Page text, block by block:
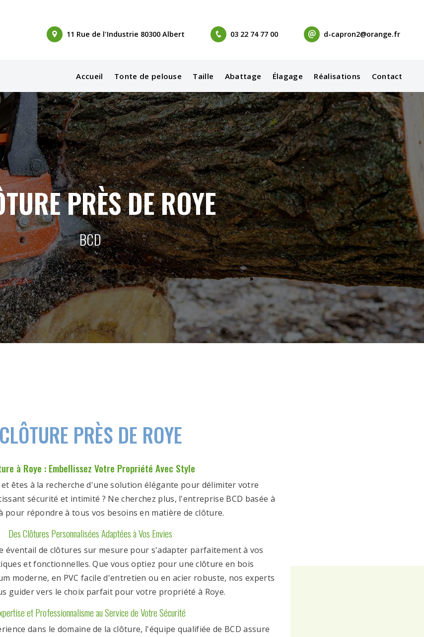
11 Rue de l'Industrie 80300 Albert 03 22 74 77 00 d-capron2@orange.fr
Accueil Tonte de pelouse Taille Abattage Élagage Réalisations Contact
PRÈS DE ROYE
BCD
CLÔTURE PRÈS DE ROYE
à Roye : Embellissez Votre Propriété Avec Style
et êtes à la recherche d'une solution élégante pour délimiter votre
sécurité et intimité ? Ne cherchez plus, l'entreprise BCD basée à
pour répondre à tous vos besoins en matière de clôture.
Des Clôtures Personnalisées Adaptées à Vos Envies
éventail de clôtures sur mesure pour s'adapter parfaitement à vos
et fonctionnelles. Que vous optiez pour une clôture en bois
moderne, en PVC facile d'entretien ou en acier robuste, nos experts
guider vers le choix parfait pour votre propriété à Roye.
et Professionnalisme au Service de Votre Sécurité
dans le domaine de la clôture, l'équipe qualifiée de BCD assure